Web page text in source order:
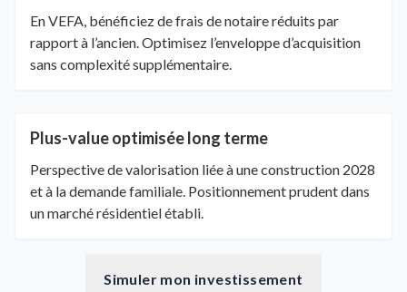
En VEFA, bénéficiez de frais de notaire réduits par
rapport à l’ancien. Optimisez l’enveloppe d’acquisition
sans complexité supplémentaire.
Plus-value optimisée long terme
Perspective de valorisation liée à une construction 2028
et à la demande familiale. Positionnement prudent dans
un marché résidentiel établi.
Simuler mon investissement